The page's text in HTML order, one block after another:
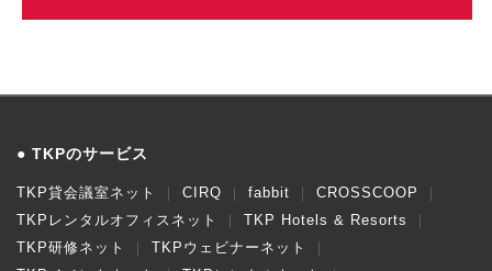
TKPのサービス
TKP貸会議室ネット CIRQ fabbit
CROSSCOOP
TKPレンタルオフィスネット
TKP Hotels & Resorts
TKP研修ネット
TKPウェビナーネット